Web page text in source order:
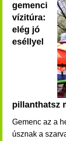
gemenci
vízitúra:
elég jó
eséllyel
pillanthatsz
Gemenc az a
úsznak a